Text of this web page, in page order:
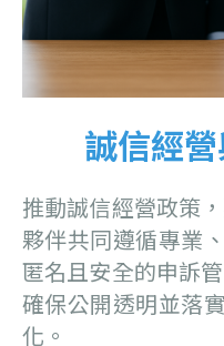
誠信經
推動誠信經營政策
夥伴共同遵循專業
匿名且安全的申訴
確保公開透明並落
化。